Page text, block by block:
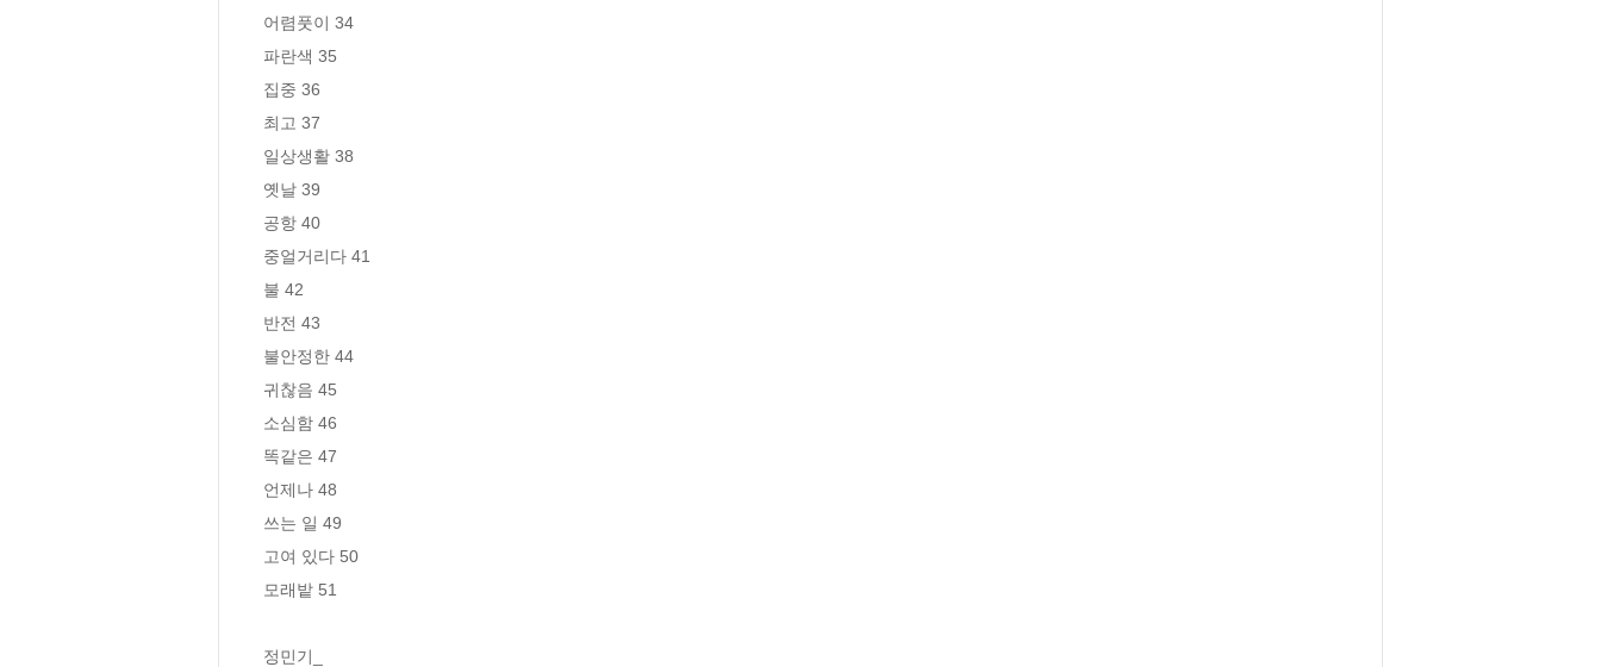
어렴풋이 34
파란색 35
집중 36
최고 37
일상생활 38
옛날 39
공항 40
중얼거리다 41
불 42
반전 43
불안정한 44
귀찮음 45
소심함 46
똑같은 47
언제나 48
쓰는 일 49
고여 있다 50
모래밭 51
정민기_